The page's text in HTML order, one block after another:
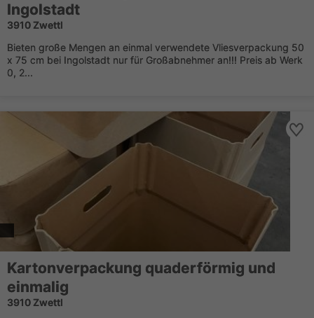
Ingolstadt
3910 Zwettl
Bieten große Mengen an einmal verwendete Vliesverpackung 50
x 75 cm bei Ingolstadt nur für Großabnehmer an!!! Preis ab Werk
0, 2...
Kartonverpackung quaderförmig und
einmalig
3910 Zwettl